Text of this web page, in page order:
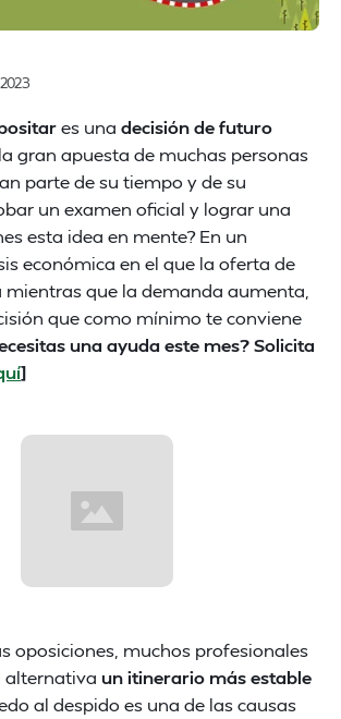
es una decisión de futuro
gran apuesta de muchas personas
parte de su tiempo y de su
un examen oficial y lograr una
esta idea en mente? En un
económica en el que la oferta de
mientras que la demanda aumenta,
que como mínimo te conviene
una ayuda este mes? Solicita
]
oposiciones, muchos profesionales
alternativa un itinerario más estable
al despido es una de las causas